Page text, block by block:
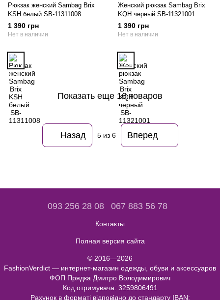
Рюкзак женский Sambag Brix
KSH белый SB-11311008
1 390 грн
Нет в наличии
Женский рюкзак Sambag Brix
KQH черный SB-11321001
1 390 грн
Нет в наличии
Показать еще 16 товаров
Назад 5из 6 Вперед
093 256 28 08 067 883 56 78
Контакты
Полная версия сайта
© 2016—2026
FashionVerdict — интернет-магазин одежды, обуви и аксессуаров
ФОП Прядка Дмитро Володимирович
Код отримувача: 3259806491
Рахунок в форматі відповідно до стандарту IBAN: